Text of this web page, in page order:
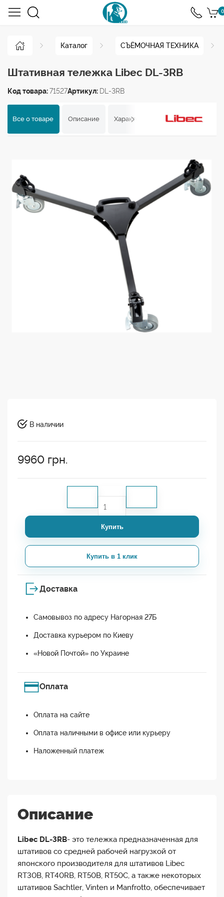
0
Каталог СЪЁМОЧНАЯ ТЕХНИКА
Штативная тележка Libec DL-3RB
Код товара:71527Артикул: DL-3RB
Все о товаре Описание Характеристики Отзывы
В наличии
9960 грн.
Купить
Купить в 1 клик
Доставка
Самовывоз по адресу Нагорная 27Б
Доставка курьером по Киеву
«Новой Почтой» по Украине
Оплата
Оплата на сайте
Оплата наличными в офисе или курьеру
Наложенный платеж
Описание
Libec DL-3RB- это тележка предназначенная для
штативов со средней рабочей нагрузкой от
японского производителя для штативов Libec
RT30B, RT40RB, RT50B, RT50C, а также некоторых
штативов Sachtler, Vinten и Manfrotto, обеспечивает